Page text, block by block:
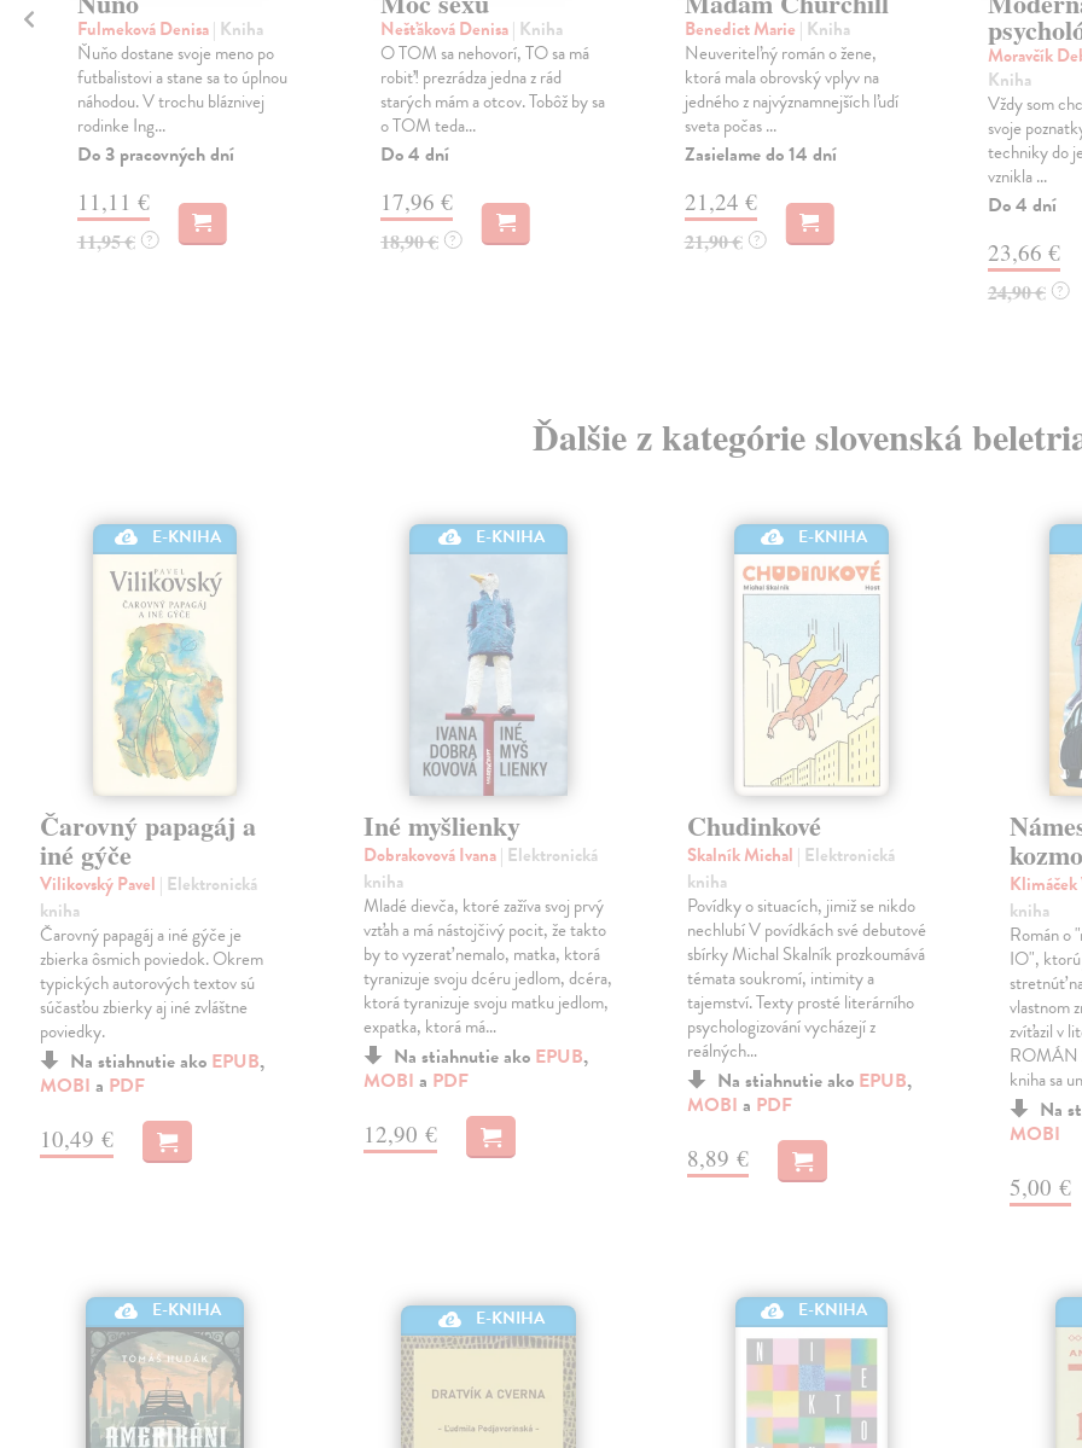
Fulmeková Denisa| Kniha
Ňuňo dostane svoje meno po
futbalistovi a stane sa to úplnou
náhodou. V trochu bláznivej
rodinke Ing...
Do 3 pracovných dní
11,11 €
11,95 € ?
Nešťáková Denisa| Kniha
O TOM sa nehovorí, TO sa má
robiť! prezrádza jedna z rád
starých mám a otcov. Tobôž by sa
o TOM teda...
Do 4 dní
17,96 €
18,90 € ?
Benedict Marie | Kniha
Neuveriteľný román o žene,
ktorá mala obrovský vplyv na
jedného z najvýznamnejších ľudí
sveta počas ...
Zasielame do 14 dní
21,24 €
21,90 € ?
Moravčík
Kniha
Vždy som
svoje
techniky do
vznikla ...
Do 4 dní
23,66 €
24,90 € ?
Ďalšie z kategórie slovenská
E-KNIHA
Čarovný papagáj a
iné gýče
Vilikovský Pavel | Elektronická
kniha
Čarovný papagáj a iné gýče je
zbierka ôsmich poviedok. Okrem
typických autorových textov sú
súčasťou zbierky aj iné zvláštne
poviedky.
Na stiahnutie ako EPUB,
MOBI a PDF
10,49 €
E-KNIHA
Iné myšlienky
Dobrakovová Ivana| Elektronická
kniha
Mladé dievča, ktoré zažíva svoj prvý
vzťah a má nástojčivý pocit, že takto
by to vyzerať nemalo, matka, ktorá
tyranizuje svoju dcéru jedlom, dcéra,
ktorá tyranizuje svoju matku jedlom,
expatka, ktorá má…
Na stiahnutie ako EPUB,
MOBI a PDF
12,90 €
E-KNIHA
Chudinkové
Skalník Michal | Elektronická
kniha
Povídky o situacích, jimiž se nikdo
nechlubí V povídkách své debutové
sbírky Michal Skalník prozkoumává
témata soukromí, intimity a
tajemství. Texty prosté literárního
psychologizování vycházejí z
reálných…
Na stiahnutie ako EPUB,
MOBI a PDF
8,89 €
kniha
Román o
IO", ktorú
stretnúť
vlastnom
zvíťazil v
ROMÁN
kniha sa
Na
MOBI
5,00 €
E-KNIHA E-KNIHA E-KNIHA